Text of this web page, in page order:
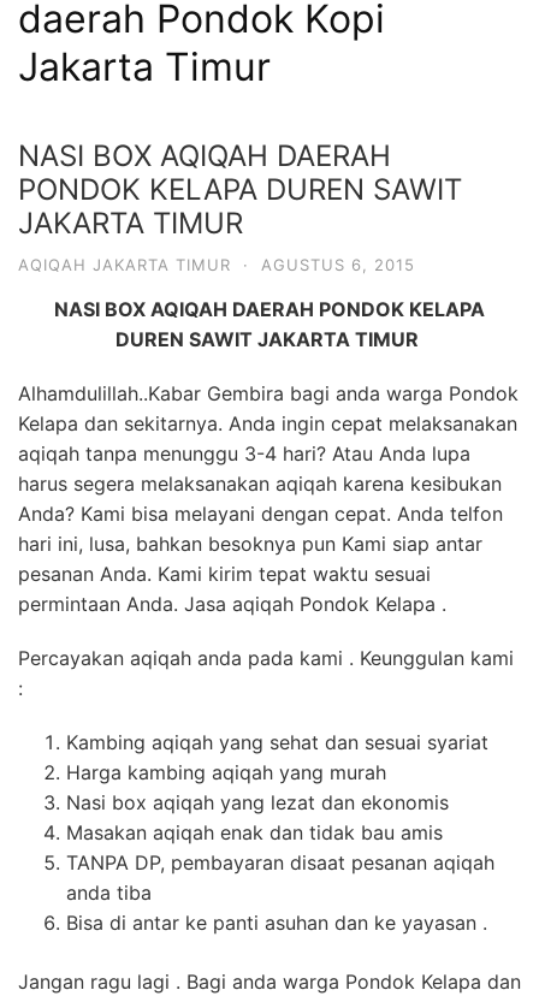
6713
daerah Pondok Kopi
Jakarta Timur
NASI BOX AQIQAH DAERAH
PONDOK KELAPA DUREN SAWIT
JAKARTA TIMUR
AQIQAH JAKARTA TIMUR · AGUSTUS 6, 2015
NASI BOX AQIQAH DAERAH PONDOK KELAPA
DUREN SAWIT JAKARTA TIMUR
Alhamdulillah..Kabar Gembira bagi anda warga Pondok
Kelapa dan sekitarnya. Anda ingin cepat melaksanakan
aqiqah tanpa menunggu 3-4 hari? Atau Anda lupa
harus segera melaksanakan aqiqah karena kesibukan
Anda? Kami bisa melayani dengan cepat. Anda telfon
hari ini, lusa, bahkan besoknya pun Kami siap antar
pesanan Anda. Kami kirim tepat waktu sesuai
permintaan Anda. Jasa aqiqah Pondok Kelapa .
Percayakan aqiqah anda pada kami . Keunggulan kami
:
Kambing aqiqah yang sehat dan sesuai syariat
Harga kambing aqiqah yang murah
Nasi box aqiqah yang lezat dan ekonomis
Masakan aqiqah enak dan tidak bau amis
TANPA DP, pembayaran disaat pesanan aqiqah
anda tiba
Bisa di antar ke panti asuhan dan ke yayasan .
Jangan ragu lagi . Bagi anda warga Pondok Kelapa dan